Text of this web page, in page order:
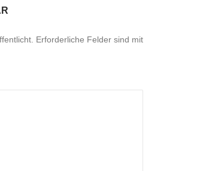
Erforderliche Felder sind mit